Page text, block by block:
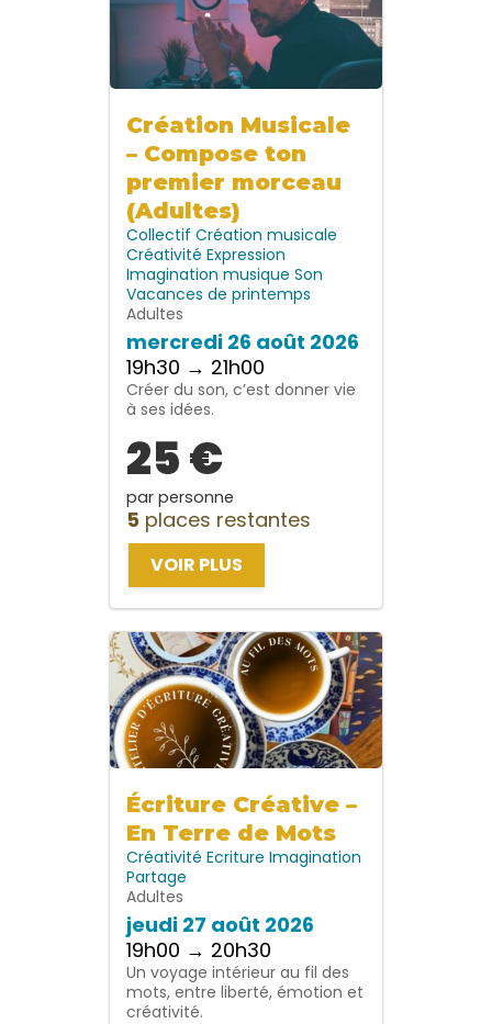
Création Musicale
– Compose ton
premier morceau
(Adultes)
Collectif Création musicale
Créativité Expression
Imagination musique Son
Vacances de printemps
Adultes
mercredi 26 août 2026
19h30 → 21h00
Créer du son, c’est donner vie
à ses idées.
25 €
par personne
5 places restantes
VOIR PLUS
Écriture Créative –
En Terre de Mots
Créativité Ecriture Imagination
Partage
Adultes
jeudi 27 août 2026
19h00 → 20h30
Un voyage intérieur au fil des
mots, entre liberté, émotion et
créativité.